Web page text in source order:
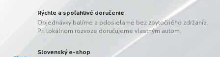
Rýchle a spoľahlivé doručenie
Objednávky balíme a odosielame bez zbytočného zdržania.
Pri lokálnom rozvoze doručujeme vlastným autom.
Slovenský e-shop